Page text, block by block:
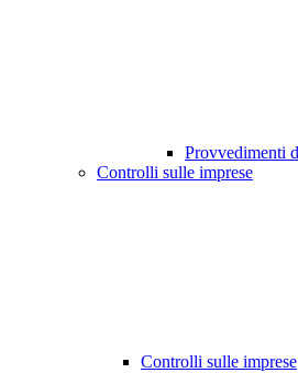
Provvedimenti
Controlli sulle imprese
Controlli sulle imprese